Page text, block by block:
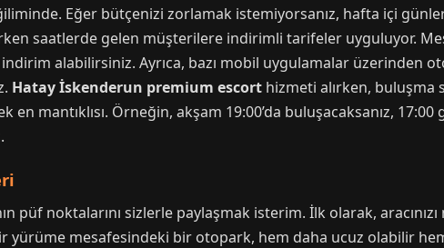
Eğer bütçenizi zorlamak istemiyorsanız, hafta içi
saatlerde gelen müşterilere indirimli tarifeler uyguluyor.
alabilirsiniz. Ayrıca, bazı mobil uygulamalar üzerinden
Hatay İskenderun premium escort hizmeti alırken,
mantıklısı. Örneğin, akşam 19:00’da buluşacaksanız, 17:00
püf noktalarını sizlerle paylaşmak isterim. İlk olarak,
yürüme mesafesindeki bir otopark, hem daha ucuz olabilir